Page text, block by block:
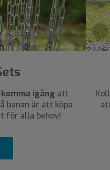
›
komma igång att
banan är att köpa
för alla behov!